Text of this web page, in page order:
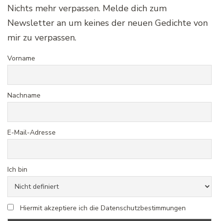
Nichts mehr verpassen. Melde dich zum
Newsletter an um keines der neuen Gedichte von
mir zu verpassen.
Vorname
Nachname
E-Mail-Adresse
Ich bin
Hiermit akzeptiere ich die Datenschutzbestimmungen